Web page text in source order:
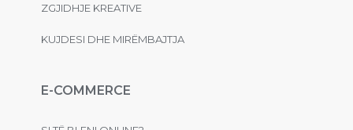
ZGJIDHJE KREATIVE
KUJDESI DHE MIRËMBAJTJA
E-COMMERCE